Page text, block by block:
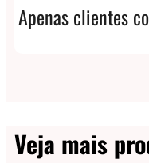
Apenas clientes
Veja mais